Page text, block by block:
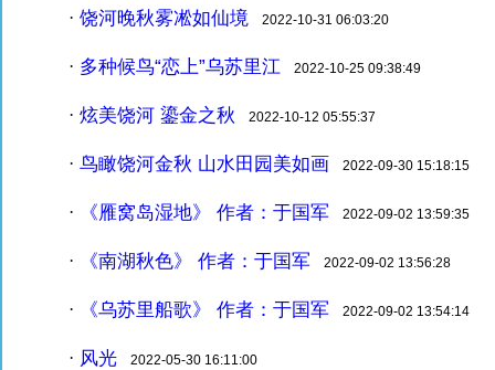
· 饶河晚秋雾凇如仙境 2022-10-31 06:03:20
· 多种候鸟“恋上”乌苏里江 2022-10-25 09:38:49
· 炫美饶河 鎏金之秋 2022-10-12 05:55:37
· 鸟瞰饶河金秋 山水田园美如画 2022-09-30 15:18:15
· 《雁窝岛湿地》 作者：于国军 2022-09-02 13:59:35
· 《南湖秋色》 作者：于国军 2022-09-02 13:56:28
· 《乌苏里船歌》 作者：于国军 2022-09-02 13:54:14
· 风光 2022-05-30 16:11:00